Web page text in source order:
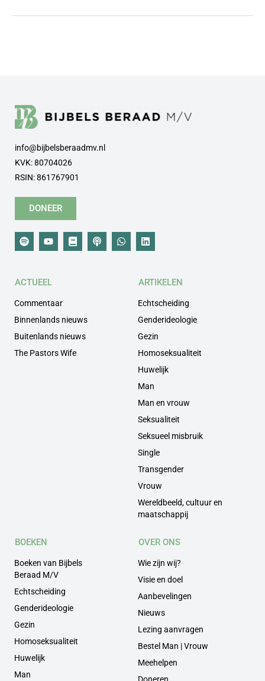
info@bijbelsberaadmv.nl
KVK: 80704026
RSIN: 861767901
DONEER
ACTUEEL
Commentaar
Binnenlands nieuws
Buitenlands nieuws
The Pastors Wife
ARTIKELEN
Echtscheiding
Genderideologie
Gezin
Homoseksualiteit
Huwelijk
Man
Man en vrouw
Seksualiteit
Seksueel misbruik
Single
Transgender
Vrouw
Wereldbeeld, cultuur en
maatschappij
BOEKEN
Boeken van Bijbels
Beraad M/V
Echtscheiding
Genderideologie
Gezin
Homoseksualiteit
Huwelijk
Man
OVER ONS
Wie zijn wij?
Visie en doel
Aanbevelingen
Nieuws
Lezing aanvragen
Bestel Man | Vrouw
Meehelpen